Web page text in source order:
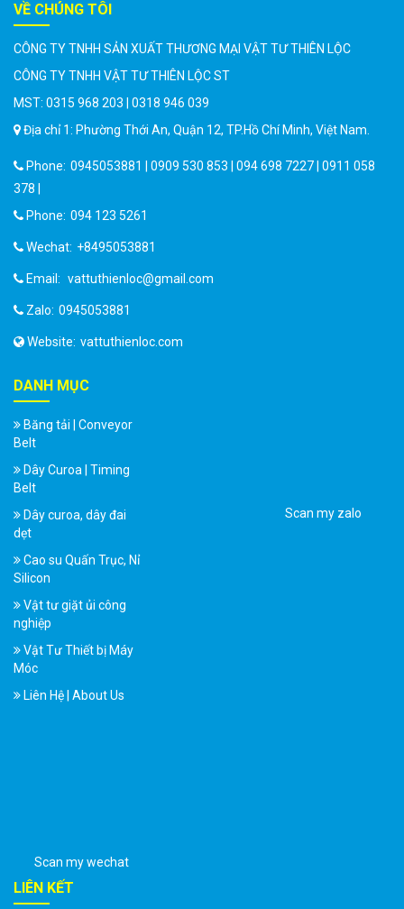
VỀ CHÚNG TÔI
CÔNG TY TNHH SẢN XUẤT THƯƠNG MẠI VẬT TƯ THIÊN LỘC
CÔNG TY TNHH VẬT TƯ THIÊN LỘC ST
MST: 0315 968 203 | 0318 946 039
Địa chỉ 1: Phường Thới An, Quận 12, TP.Hồ Chí Minh, Việt Nam.
Phone: 0945053881 | 0909 530 853 | 094 698 7227 | 0911 058
378 |
Phone: 094 123 5261
Wechat: +8495053881
Email: vattuthienloc@gmail.com
Zalo: 0945053881
Website: vattuthienloc.com
DANH MỤC
Băng tải | Conveyor
Belt
Dây Curoa | Timing
Belt
Dây curoa, dây đai
dẹt
Cao su Quấn Trục, Nỉ
Silicon
Vật tư giặt ủi công
nghiệp
Vật Tư Thiết bị Máy
Móc
Liên Hệ | About Us
Scan my zalo
Scan my wechat
LIÊN KẾT